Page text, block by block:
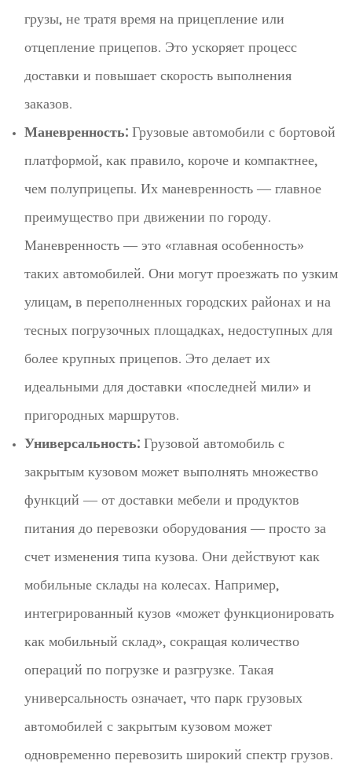
грузы, не тратя время на прицепление или
отцепление прицепов. Это ускоряет процесс
доставки и повышает скорость выполнения
заказов.
Маневренность: Грузовые автомобили с бортовой
платформой, как правило, короче и компактнее,
чем полуприцепы. Их маневренность — главное
преимущество при движении по городу.
Маневренность — это «главная особенность»
таких автомобилей. Они могут проезжать по узким
улицам, в переполненных городских районах и на
тесных погрузочных площадках, недоступных для
более крупных прицепов. Это делает их
идеальными для доставки «последней мили» и
пригородных маршрутов.
Универсальность: Грузовой автомобиль с
закрытым кузовом может выполнять множество
функций — от доставки мебели и продуктов
питания до перевозки оборудования — просто за
счет изменения типа кузова. Они действуют как
мобильные склады на колесах. Например,
интегрированный кузов «может функционировать
как мобильный склад», сокращая количество
операций по погрузке и разгрузке. Такая
универсальность означает, что парк грузовых
автомобилей с закрытым кузовом может
одновременно перевозить широкий спектр грузов.